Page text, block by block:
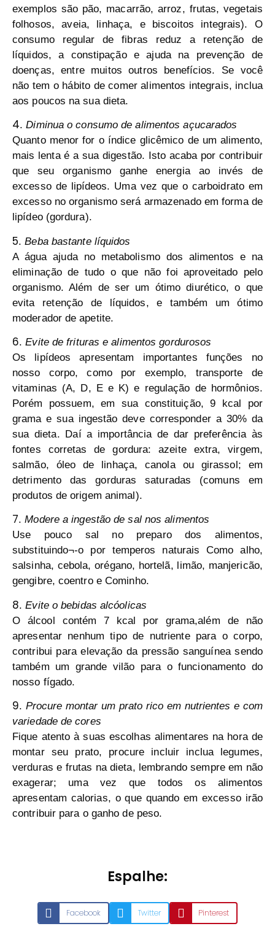
exemplos são pão, macarrão, arroz, frutas, vegetais
folhosos, aveia, linhaça, e biscoitos integrais). O
consumo regular de fibras reduz a retenção de
líquidos, a constipação e ajuda na prevenção de
doenças, entre muitos outros benefícios. Se você
não tem o hábito de comer alimentos integrais, inclua
aos poucos na sua dieta.
4.Diminua o consumo de alimentos açucarados
Quanto menor for o índice glicêmico de um alimento,
mais lenta é a sua digestão. Isto acaba por contribuir
que seu organismo ganhe energia ao invés de
excesso de lipídeos. Uma vez que o carboidrato em
excesso no organismo será armazenado em forma de
lipídeo (gordura).
5.Beba bastante líquidos
A água ajuda no metabolismo dos alimentos e na
eliminação de tudo o que não foi aproveitado pelo
organismo. Além de ser um ótimo diurético, o que
evita retenção de líquidos, e também um ótimo
moderador de apetite.
6.Evite de frituras e alimentos gordurosos
Os lipídeos apresentam importantes funções no
nosso corpo, como por exemplo, transporte de
vitaminas (A, D, E e K) e regulação de hormônios.
Porém possuem, em sua constituição, 9 kcal por
grama e sua ingestão deve corresponder a 30% da
sua dieta. Daí a importância de dar preferência às
fontes corretas de gordura: azeite extra, virgem,
salmão, óleo de linhaça, canola ou girassol; em
detrimento das gorduras saturadas (comuns em
produtos de origem animal).
7.Modere a ingestão de sal nos alimentos
Use pouco sal no preparo dos alimentos,
substituindo¬-o por temperos naturais Como alho,
salsinha, cebola, orégano, hortelã, limão, manjericão,
gengibre, coentro e Cominho.
8.Evite o bebidas alcóolicas
O álcool contém 7 kcal por grama,além de não
apresentar nenhum tipo de nutriente para o corpo,
contribui para elevação da pressão sanguínea sendo
também um grande vilão para o funcionamento do
nosso fígado.
9. Procure montar um prato rico em nutrientes e com
variedade de cores
Fique atento à suas escolhas alimentares na hora de
montar seu prato, procure incluir inclua legumes,
verduras e frutas na dieta, lembrando sempre em não
exagerar; uma vez que todos os alimentos
apresentam calorias, o que quando em excesso irão
contribuir para o ganho de peso.
Espalhe:
Facebook Twitter Pinterest